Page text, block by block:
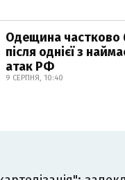
Одещина частково
після однієї з
атак РФ
9 СЕРПНЯ, 10:40